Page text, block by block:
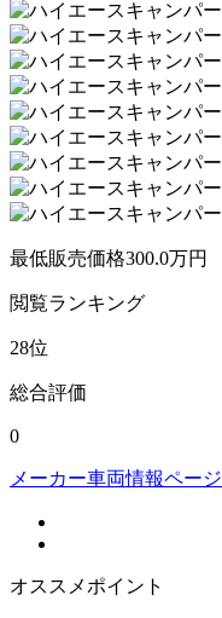
最低販売価格300.0万円
閲覧ランキング
28位
総合評価
0
メーカー車両情報ページ
オススメポイント